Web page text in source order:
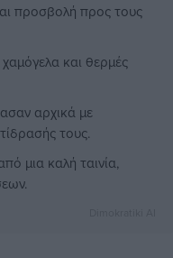
προσβολή προς τους
και θερμές
αρχικά με
τους.
μια καλή ταινία,